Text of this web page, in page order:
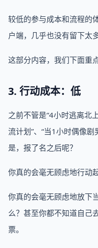
较低的参与成本和流程的
户端，几乎也没有留下太
这部分内容，我们下面重
3. 行动成本：低
之前不管是“4小时逃离北
流计划”、“当1小时偶像
是，报了名之后呢？
你真的会毫无顾虑地行动
你真的会毫无顾虑地放下
么？甚至你都不知道自己
票。